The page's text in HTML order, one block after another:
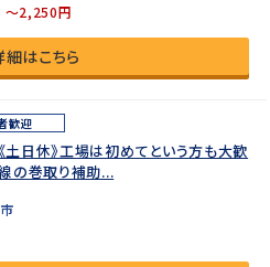
～2,250円
はこちら
歓迎
日休》工場は初めてという方も大歓
の巻取り補助...